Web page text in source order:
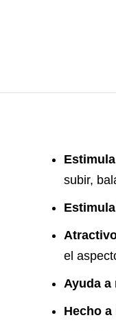
subir,
el
Ayuda a
Hecho a